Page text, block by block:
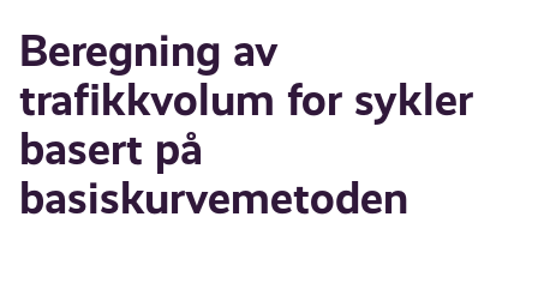
Beregning av
trafikkvolum for sykler
basert på
basiskurvemetoden